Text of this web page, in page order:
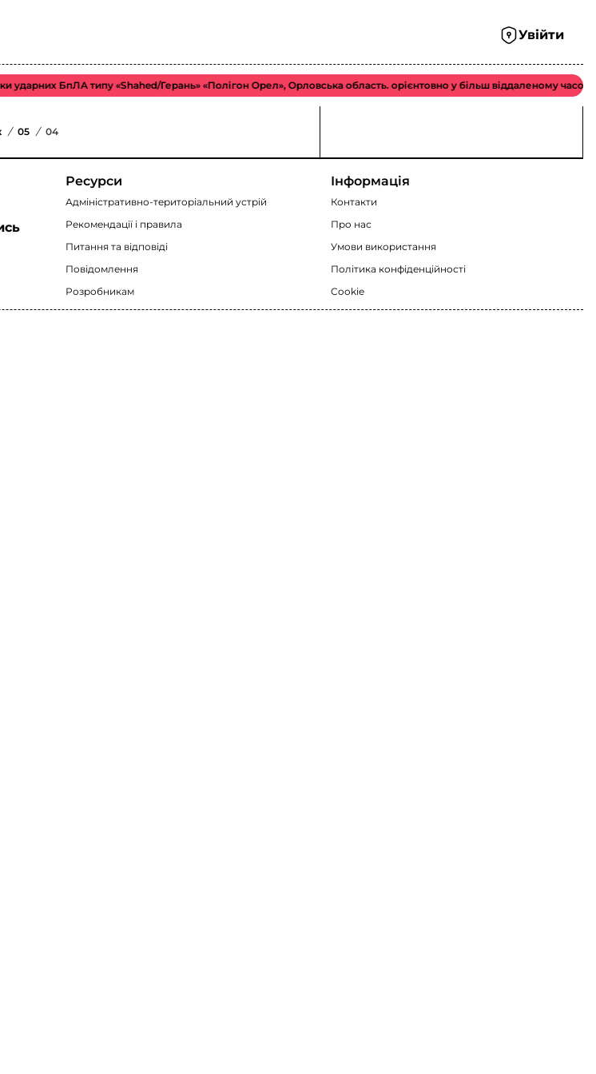
Увійти
БпЛА типу «Shahed/Герань» «Полігон Орел», Орловська область. орієнтовно у більш віддаленому
/ 05 / 04
Ресурси
Адміністративно-територіальний устрій
Рекомендації i правила
Питання та відповіді
Повідомлення
Розробникам
Інформація
Контакти
Про нас
Умови використання
Політика конфіденційності
Cookie